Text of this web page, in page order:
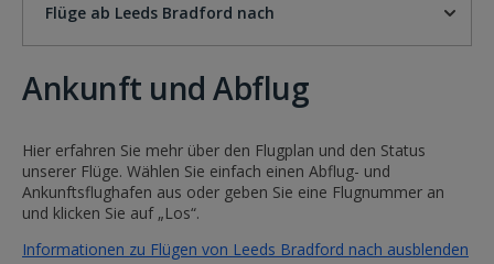
Flüge ab Leeds Bradford nach
Ankunft und Abflug
Hier erfahren Sie mehr über den Flugplan und den Status
unserer Flüge. Wählen Sie einfach einen Abflug- und
Ankunftsflughafen aus oder geben Sie eine Flugnummer an
und klicken Sie auf „Los“.
Informationen zu Flügen von Leeds Bradford nach ausblenden